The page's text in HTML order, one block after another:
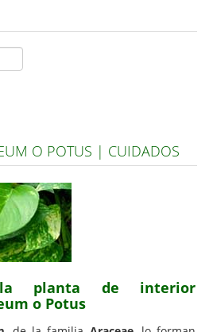
de la G a la Z
y de Huerto
Orquídeas
O POTUS | CUIDADOS
la planta de interior
o Potus